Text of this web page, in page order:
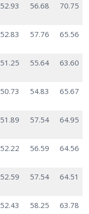
52.93 56.68 70.75
52.83 57.76 65.56
51.25 55.64 63.60
50.73 54.83 65.67
51.89 57.54 64.95
52.22 56.59 64.56
52.59 57.54 64.51
52.43 58.25 63.78